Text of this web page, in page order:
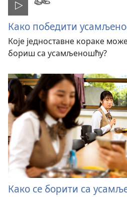
Како победити
Које једноставне кораке
бориш са усамљеношћу?
Како се борити са